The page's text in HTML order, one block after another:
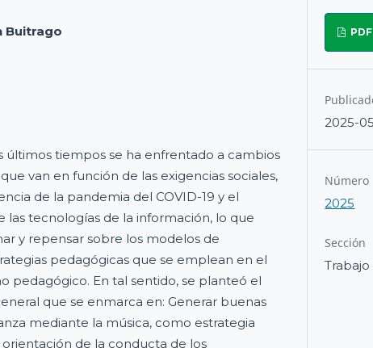
Buitrago
últimos tiempos se ha enfrentado a cambios
van en función de las exigencias sociales,
de la pandemia del COVID-19 y el
las tecnologías de la información, lo que
y repensar sobre los modelos de
pedagógicas que se emplean en el
pedagógico. En tal sentido, se planteó el
que se enmarca en: Generar buenas
mediante la música, como estrategia
de la conducta de los
PDF
2025-
Número
2025
Sección
Trabajo